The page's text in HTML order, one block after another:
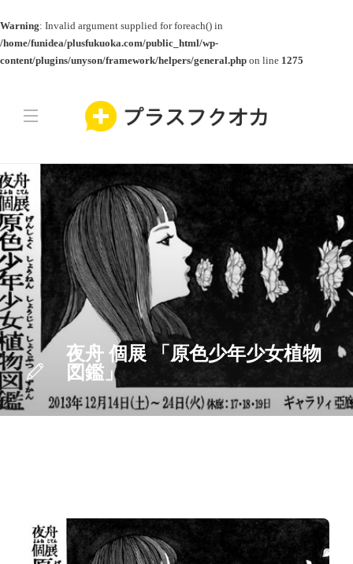
Warning: Invalid argument supplied for foreach() in
/home/funidea/plusfukuoka.com/public_html/wp-
content/plugins/unyson/framework/helpers/general.php on line 1275
夜舟 個展 「原色少年少女植物
図鑑」